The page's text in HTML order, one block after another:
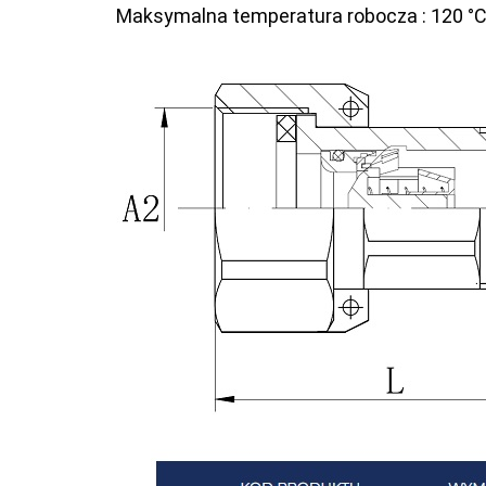
Maksymalna temperatura robocza : 120 °C